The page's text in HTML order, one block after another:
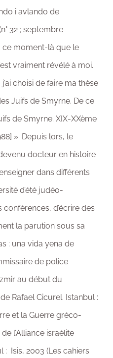
i avlando de
32 ; septembre-
ce moment-là que le
vraiment révélé à moi.
choisi de faire ma thèse
Juifs de Smyrne. De ce
de Smyrne. XIX-XXème
». Depuis lors, le
docteur en histoire
dans différents
d’été judéo-
d’écrire des
la parution sous sa
: una vida yena de
de police
au début du
Rafael Cicurel. Istanbul :
et la Guerre gréco-
l’Alliance israélite
: Isis, 2003 (Les cahiers